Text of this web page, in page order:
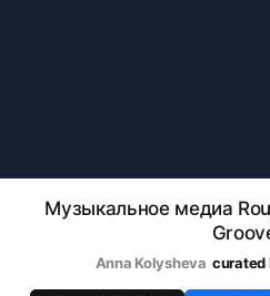
Музыкальное медиа
Anna Kolysheva curated